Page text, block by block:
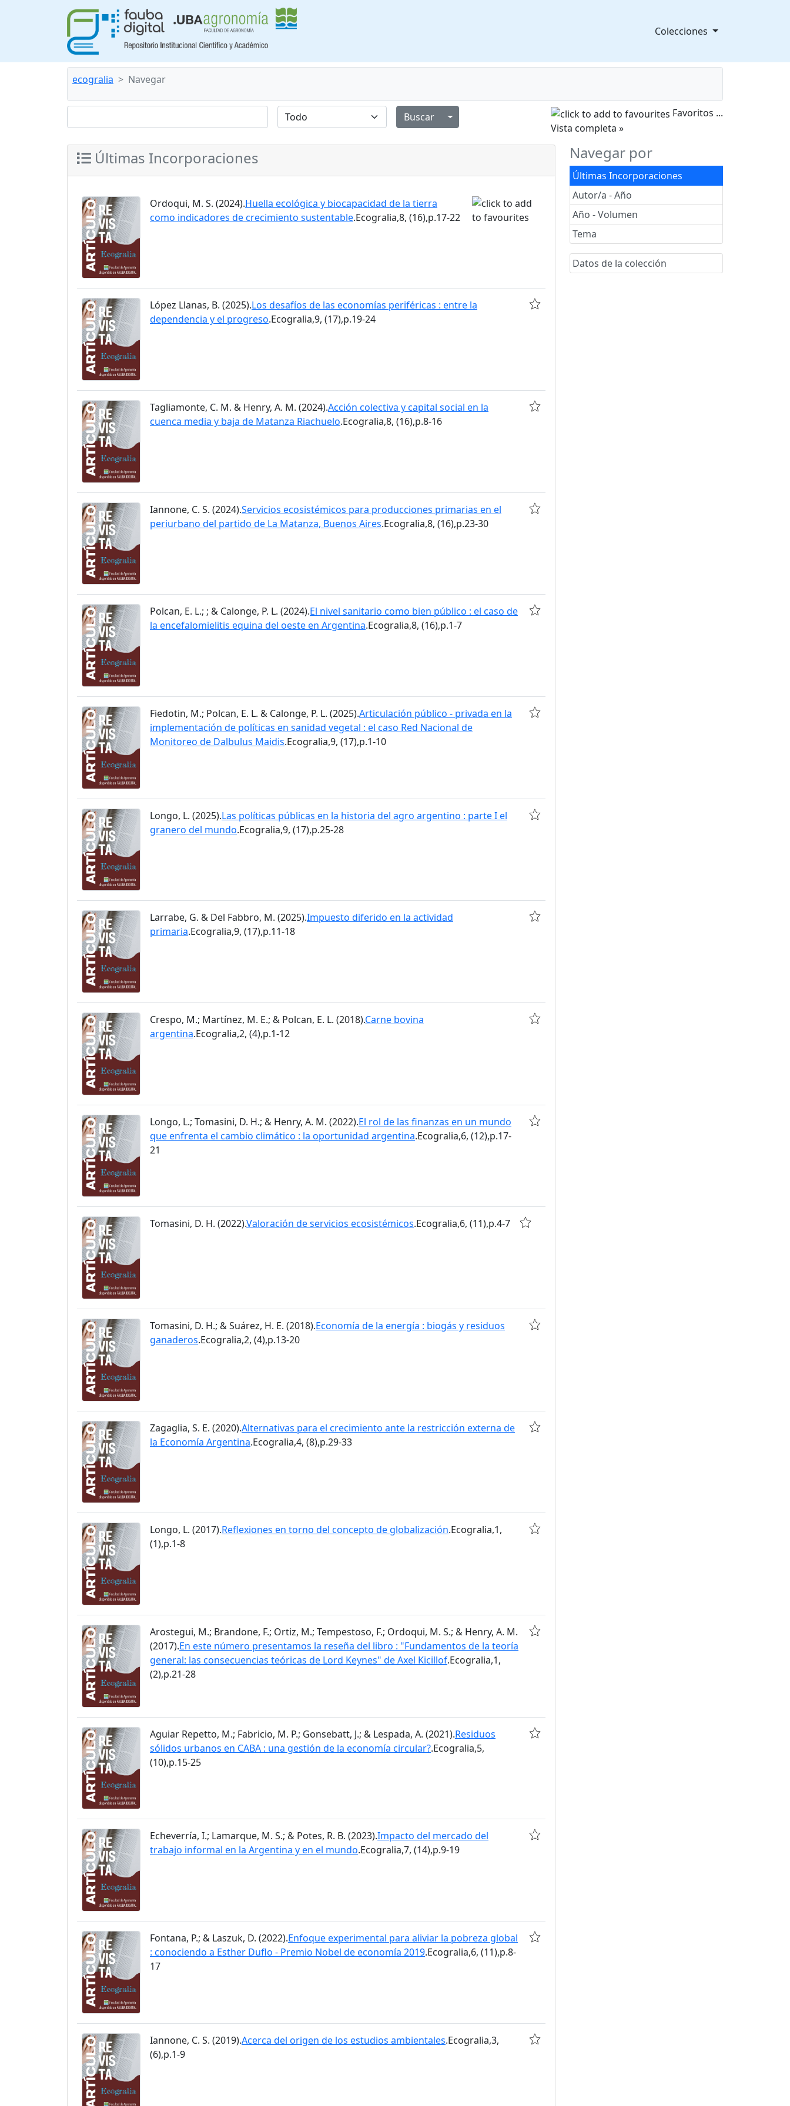
Colecciones
ecogralia Navegar
Alternar menú desplegable
Favoritos ...
Vista completa »
Navegar por
Últimas Incorporaciones
Autor/a - Año
Año - Volumen
Tema
Datos de la colección
Últimas Incorporaciones
Ordoqui, M. S. (2024).Huella ecológica y biocapacidad de la tierra
como indicadores de crecimiento sustentable.Ecogralia,8, (16),p.17-22
López Llanas, B. (2025).Los desafíos de las economías periféricas : entre la
dependencia y el progreso.Ecogralia,9, (17),p.19-24
Tagliamonte, C. M. & Henry, A. M. (2024).Acción colectiva y capital social en la
cuenca media y baja de Matanza Riachuelo.Ecogralia,8, (16),p.8-16
Iannone, C. S. (2024).Servicios ecosistémicos para producciones primarias en el
periurbano del partido de La Matanza, Buenos Aires.Ecogralia,8, (16),p.23-30
Polcan, E. L.; ; & Calonge, P. L. (2024).El nivel sanitario como bien público : el caso de
la encefalomielitis equina del oeste en Argentina.Ecogralia,8, (16),p.1-7
Fiedotin, M.; Polcan, E. L. & Calonge, P. L. (2025).Articulación público - privada en la
implementación de políticas en sanidad vegetal : el caso Red Nacional de
Monitoreo de Dalbulus Maidis.Ecogralia,9, (17),p.1-10
Longo, L. (2025).Las políticas públicas en la historia del agro argentino : parte I el
granero del mundo.Ecogralia,9, (17),p.25-28
Larrabe, G. & Del Fabbro, M. (2025).Impuesto diferido en la actividad
primaria.Ecogralia,9, (17),p.11-18
Crespo, M.; Martínez, M. E.; & Polcan, E. L. (2018).Carne bovina
argentina.Ecogralia,2, (4),p.1-12
Longo, L.; Tomasini, D. H.; & Henry, A. M. (2022).El rol de las finanzas en un mundo
que enfrenta el cambio climático : la oportunidad argentina.Ecogralia,6, (12),p.17-
21
Tomasini, D. H. (2022).Valoración de servicios ecosistémicos.Ecogralia,6, (11),p.4-7
Tomasini, D. H.; & Suárez, H. E. (2018).Economía de la energía : biogás y residuos
ganaderos.Ecogralia,2, (4),p.13-20
Zagaglia, S. E. (2020).Alternativas para el crecimiento ante la restricción externa de
la Economía Argentina.Ecogralia,4, (8),p.29-33
Longo, L. (2017).Reflexiones en torno del concepto de globalización.Ecogralia,1,
(1),p.1-8
Arostegui, M.; Brandone, F.; Ortiz, M.; Tempestoso, F.; Ordoqui, M. S.; & Henry, A. M.
(2017).En este número presentamos la reseña del libro : "Fundamentos de la teoría
general: las consecuencias teóricas de Lord Keynes" de Axel Kicillof.Ecogralia,1,
(2),p.21-28
Aguiar Repetto, M.; Fabricio, M. P.; Gonsebatt, J.; & Lespada, A. (2021).Residuos
sólidos urbanos en CABA : una gestión de la economía circular?.Ecogralia,5,
(10),p.15-25
Echeverría, I.; Lamarque, M. S.; & Potes, R. B. (2023).Impacto del mercado del
trabajo informal en la Argentina y en el mundo.Ecogralia,7, (14),p.9-19
Fontana, P.; & Laszuk, D. (2022).Enfoque experimental para aliviar la pobreza global
: conociendo a Esther Duflo - Premio Nobel de economía 2019.Ecogralia,6, (11),p.8-
17
Iannone, C. S. (2019).Acerca del origen de los estudios ambientales.Ecogralia,3,
(6),p.1-9